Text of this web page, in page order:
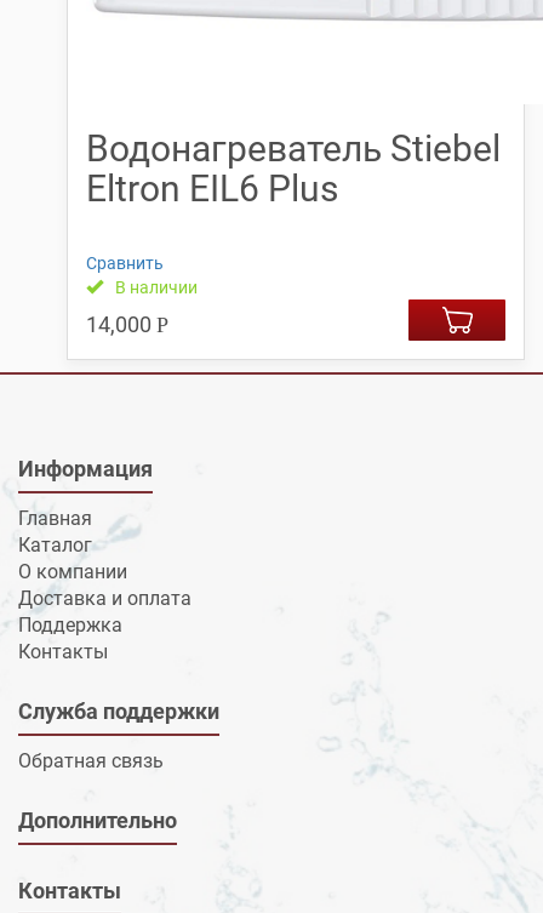
Водонагреватель Stiebel
Eltron EIL6 Plus
Сравнить
В наличии
14,000 Р
Информация
Главная
Каталог
О компании
Доставка и оплата
Поддержка
Контакты
Служба поддержки
Обратная связь
Дополнительно
Контакты